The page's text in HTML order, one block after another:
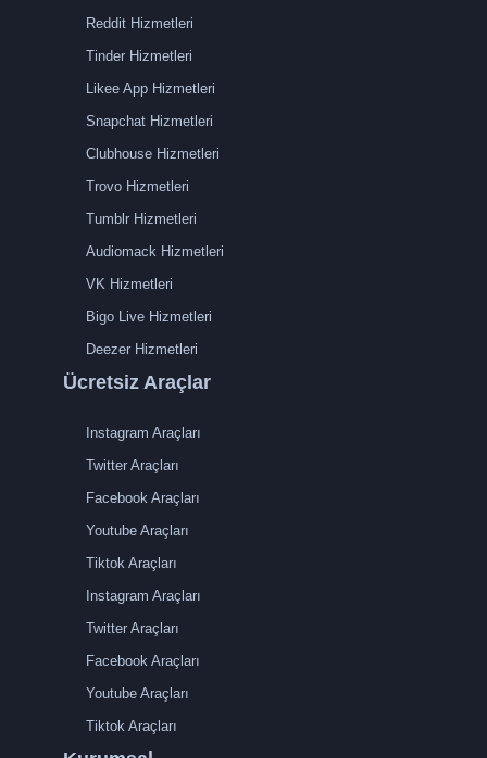
Reddit Hizmetleri
Tinder Hizmetleri
Likee App Hizmetleri
Snapchat Hizmetleri
Clubhouse Hizmetleri
Trovo Hizmetleri
Tumblr Hizmetleri
Audiomack Hizmetleri
VK Hizmetleri
Bigo Live Hizmetleri
Deezer Hizmetleri
Ücretsiz Araçlar
Instagram Araçları
Twitter Araçları
Facebook Araçları
Youtube Araçları
Tiktok Araçları
Instagram Araçları
Twitter Araçları
Facebook Araçları
Youtube Araçları
Tiktok Araçları